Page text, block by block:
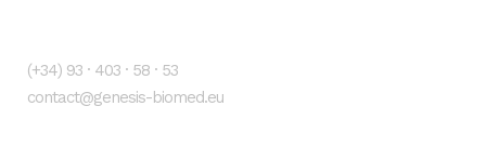
(+34) 93 · 403 · 58 · 53
contact@genesis-biomed.eu